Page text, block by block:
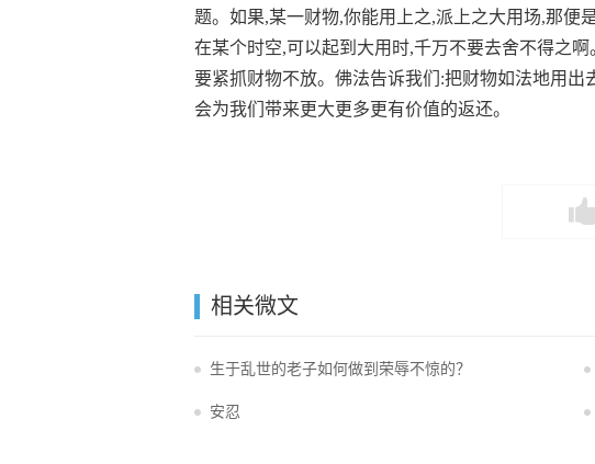
题。如果,某一财物,你能用上之,派上之大用场,那便
在某个时空,可以起到大用时,千万不要去舍不得之
要紧抓财物不放。佛法告诉我们:把财物如法地用
会为我们带来更大更多更有价值的返还。
相关微文
生于乱世的老子如何做到荣辱不惊的？
安忍